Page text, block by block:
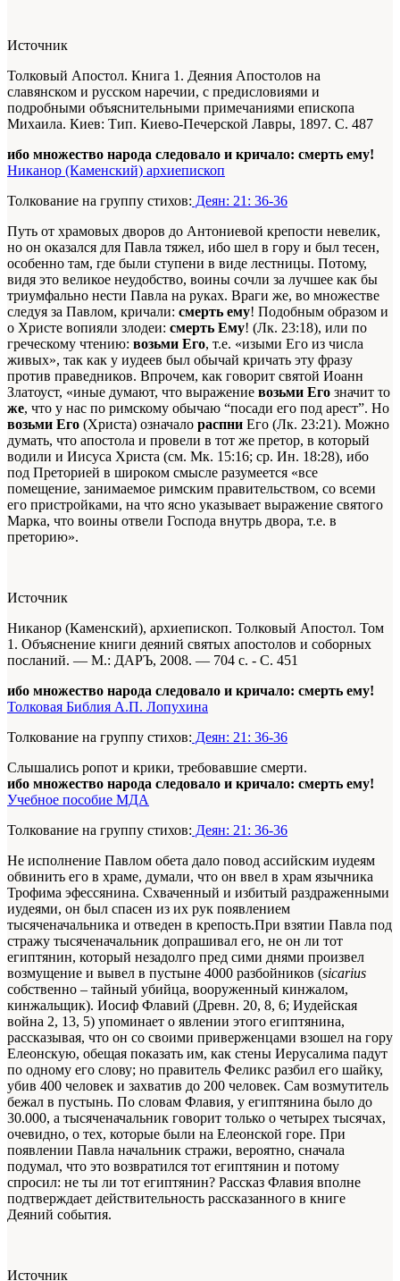
Источник
Толковый Апостол. Книга 1. Деяния Апостолов на
славянском и русском наречии, с предисловиями и
подробными объяснительными примечаниями епископа
Михаила. Киев: Тип. Киево-Печерской Лавры, 1897. С. 487
ибо множество народа следовало и кричало: смерть ему!
Никанор (Каменский) архиепископ
Толкование на группу стихов: Деян: 21: 36-36
Путь от храмовых дворов до Антониевой крепости невелик,
но он оказался для Павла тяжел, ибо шел в гору и был тесен,
особенно там, где были ступени в виде лестницы. Потому,
видя это великое неудобство, воины сочли за лучшее как бы
триумфально нести Павла на руках. Враги же, во множестве
следуя за Павлом, кричали: смерть ему! Подобным образом и
о Христе вопияли злодеи: смерть Ему! (Лк. 23:18), или по
греческому чтению: возьми Его, т.е. «изыми Его из числа
живых», так как у иудеев был обычай кричать эту фразу
против праведников. Впрочем, как говорит святой Иоанн
Златоуст, «иные думают, что выражение возьми Его значит το
же, что у нас по римскому обычаю “посади его под арест”. Но
возьми Его (Христа) означало распни Его (Лк. 23:21). Можно
думать, что апостола и провели в тот же претор, в который
водили и Иисуса Христа (см. Мк. 15:16; ср. Ин. 18:28), ибо
под Преторией в широком смысле разумеется «все
помещение, занимаемое римским правительством, со всеми
его пристройками, на что ясно указывает выражение святого
Марка, что воины отвели Господа внутрь двора, т.е. в
преторию».
Источник
Никанор (Каменский), архиепископ. Толковый Апостол. Том
1. Объяснение книги деяний святых апостолов и соборных
посланий. — М.: ДАРЪ, 2008. — 704 с. - С. 451
ибо множество народа следовало и кричало: смерть ему!
Толковая Библия А.П. Лопухина
Толкование на группу стихов: Деян: 21: 36-36
Слышались ропот и крики, требовавшие смерти.
ибо множество народа следовало и кричало: смерть ему!
Учебное пособие МДА
Толкование на группу стихов: Деян: 21: 36-36
Не исполнение Павлом обета дало повод ассийским иудеям
обвинить его в храме, думали, что он ввел в храм язычника
Трофима эфессянина. Схваченный и избитый раздраженными
иудеями, он был спасен из их рук появлением
тысяченачальника и отведен в крепость.При взятии Павла под
стражу тысяченачальник допрашивал его, не он ли тот
египтянин, который незадолго пред сими днями произвел
возмущение и вывел в пустыне 4000 разбойников (sicarius
собственно – тайный убийца, вооруженный кинжалом,
кинжальщик). Иосиф Флавий (Древн. 20, 8, 6; Иудейская
война 2, 13, 5) упоминает о явлении этого египтянина,
рассказывая, что он со своими приверженцами взошел на гору
Елеонскую, обещая показать им, как стены Иерусалима падут
по одному его слову; но правитель Феликс разбил его шайку,
убив 400 человек и захватив до 200 человек. Сам возмутитель
бежал в пустынь. По словам Флавия, у египтянина было до
30.000, а тысяченачальник говорит только о четырех тысячах,
очевидно, о тех, которые были на Елеонской горе. При
появлении Павла начальник стражи, вероятно, сначала
подумал, что это возвратился тот египтянин и потому
спросил: не ты ли тот египтянин? Рассказ Флавия вполне
подтверждает действительность рассказанного в книге
Деяний события.
Источник